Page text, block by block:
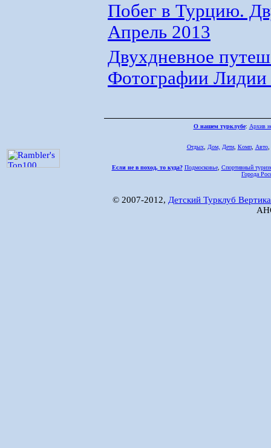
Побег в Турцию.
Апрель 2013
Двухдневное
Фотографии Лидии
О нашем турклубе: Архив
Отдых, Дом, Дети, Комп, Авто,
Если не в поход, то куда? Подмосковье, Спортивный
Города
© 2007-2012, Детский Турклуб